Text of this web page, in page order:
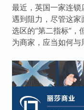
最近，英国一家连锁
遇到阻力，尽管这
选区的“第二指标”
为商家，应当如何与